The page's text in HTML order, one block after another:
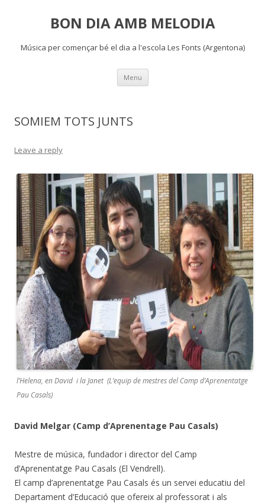
BON DIA AMB MELODIA
Música per començar bé el dia a l'escola Les Fonts (Argentona)
Menu Skip
content
SOMIEM TOTS JUNTS
Leave a reply
l’Helena, en David i la Janet (L’equip de mestres del Camp d’Aprenentatge
Pau Casals)
David Melgar (Camp d’Aprenentage Pau Casals)
Mestre de música, fundador i director del Camp
d’Aprenentatge Pau Casals (El Vendrell).
El camp d’aprenentatge Pau Casals és un servei educatiu del
Departament d’Educació que ofereix al professorat i als